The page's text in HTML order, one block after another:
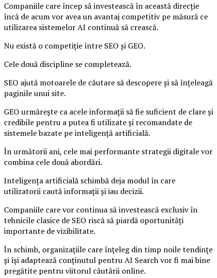
Companiile care încep să investească în această direcție
încă de acum vor avea un avantaj competitiv pe măsură ce
utilizarea sistemelor AI continuă să crească.
Nu există o competiție între SEO și GEO.
Cele două discipline se completează.
SEO ajută motoarele de căutare să descopere și să înțeleagă
paginile unui site.
GEO urmărește ca acele informații să fie suficient de clare și
credibile pentru a putea fi utilizate și recomandate de
sistemele bazate pe inteligență artificială.
În următorii ani, cele mai performante strategii digitale vor
combina cele două abordări.
Inteligența artificială schimbă deja modul în care
utilizatorii caută informații și iau decizii.
Companiile care vor continua să investească exclusiv în
tehnicile clasice de SEO riscă să piardă oportunități
importante de vizibilitate.
În schimb, organizațiile care înțeleg din timp noile tendințe
și își adaptează conținutul pentru AI Search vor fi mai bine
pregătite pentru viitorul căutării online.